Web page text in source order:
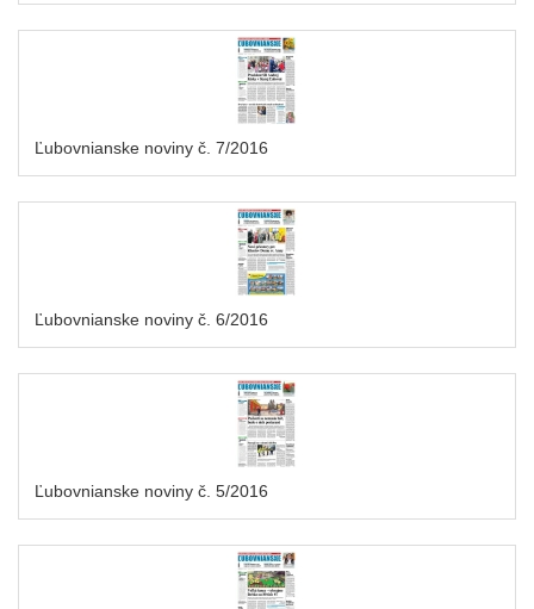
Ľubovnianske noviny č. 7/2016
Ľubovnianske noviny č. 6/2016
Ľubovnianske noviny č. 5/2016